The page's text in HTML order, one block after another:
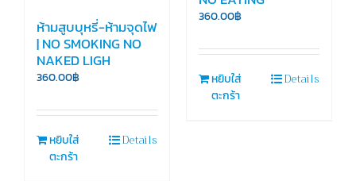
ห้ามสูบบุหรี่-ห้ามจุดไฟ
| NO SMOKING NO
NAKED LIGH
360.00฿
หยิบใส่
ตะกร้า
Details
360.00฿
หยิบใส่
ตะกร้า
Details